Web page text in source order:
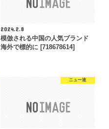
2024.2.8
模倣される中国の人気ブランド
海外で標的に [718678614]
ニュー速